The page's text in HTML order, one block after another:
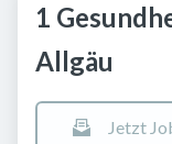
1
Allgäu
Jetzt